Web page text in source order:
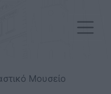
Μουσείο